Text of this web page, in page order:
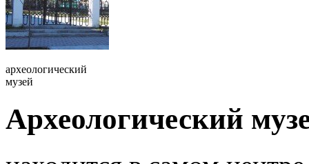
археологический
музей
Археологический